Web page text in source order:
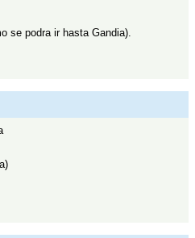
se podra ir hasta Gandia).